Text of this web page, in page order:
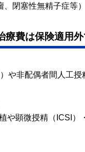
閉塞性無精子症等）
費は保険適用外
や非配偶者間人工授
や顕微授精（ICSI）